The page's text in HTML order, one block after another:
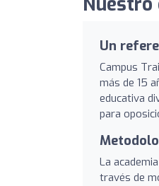
Un
Campus
más de 15
educativa
para
La
través de